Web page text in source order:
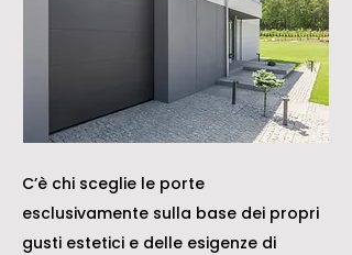
C’è chi sceglie le porte
esclusivamente sulla base dei propri
gusti estetici e delle esigenze di